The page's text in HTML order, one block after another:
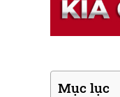
Mục lục